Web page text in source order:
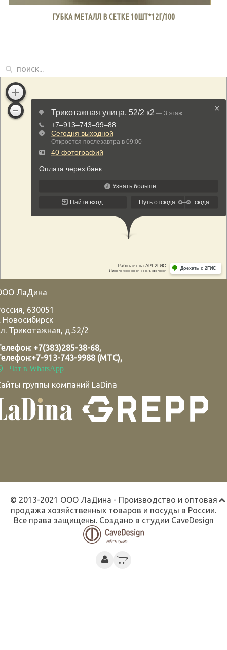
ГУБКА МЕТАЛЛ В СЕТКЕ 10ШТ*12Г/100
ЛаДина
, 630051
Новосибирск
Трикотажная, д.52/2
+7(383)285-38-68,
+7-913-743-9988 (МТС),
Чат в WhatsApp
группы компаний LaDina
© 2013-2021 ООО ЛаДина - Производство и оптовая
продажа хозяйственных товаров и посуды в России.
Все права защищены. Создано в студии CaveDesign